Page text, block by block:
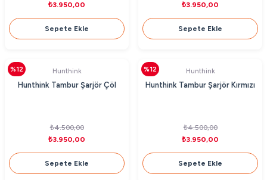
₺3.950,00
Sepete Ekle
₺3.950,00
Sepete Ekle
%12 Hunthink
Hunthink Tambur Şarjör Çöl
₺4.500,00
₺3.950,00
Sepete Ekle
%12 Hunthink
Hunthink Tambur Şarjör Kırmızı
₺4.500,00
₺3.950,00
Sepete Ekle